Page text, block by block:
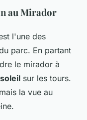
au Mirador
l'une des
parc. En partant
le mirador à
sur les tours.
la vue au